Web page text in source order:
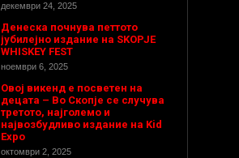
декември 24, 2025
Денеска почнува петтото
јубилејно издание на SKOPJE
WHISKEY FEST
ноември 6, 2025
Овој викенд е посветен на
децата – Во Скопје се случува
третото, најголемо и
највозбудливо издание на Kid
Expo
октомври 2, 2025